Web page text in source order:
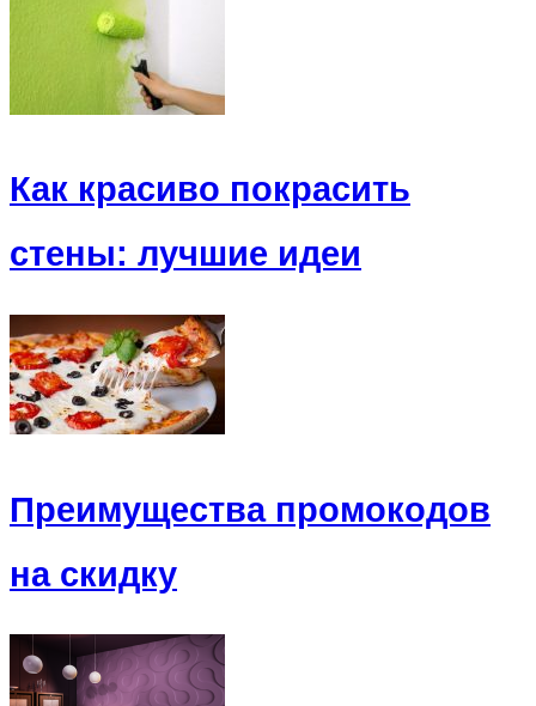
Как красиво покрасить
стены: лучшие идеи
Преимущества промокодов
на скидку